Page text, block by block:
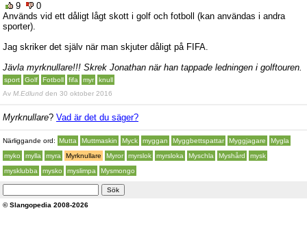
9
0
Används vid ett dåligt lågt skott i golf och fotboll (kan användas i andra
sporter).
Jag skriker det själv när man skjuter dåligt på FIFA.
Jävla myrknullare!!! Skrek Jonathan när han tappade ledningen i golftouren.
sport Golf Fotboll fifa myr
knull
Av M.Edlund den 30 oktober 2016
Myrknullare? Vad är det du säger?
Närliggande ord: Mutta Muttmaskin Myck myggan Myggbettspattar Myggjagare
Mygla
myko
mylla myra Myrknullare Myror myrslok myrsloka Myschla Myshård
mysk
mysklubba
mysko myslimpa Mysmongo
© Slangopedia 2008-2026